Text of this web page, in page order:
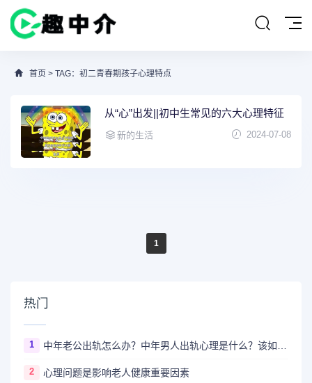
首页 > TAG：初二青春期孩子心理特点
从“心”出发||初中生常见的六大心理特征
新的生活 2024-07-08
1
热门
1 中年老公出轨怎么办？中年男人出轨心理是什么？该如何让他回归？
2 心理问题是影响老人健康重要因素